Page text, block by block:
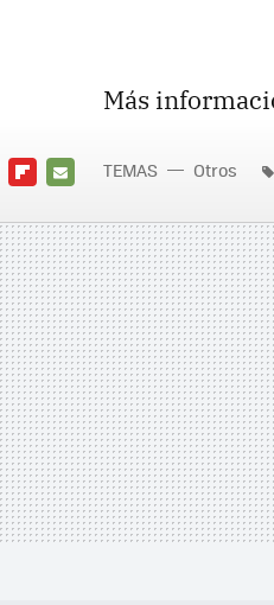
Más
MAIL
TEMAS Otros